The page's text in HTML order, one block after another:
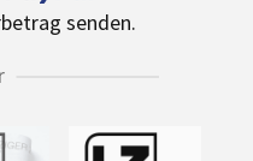
senden.